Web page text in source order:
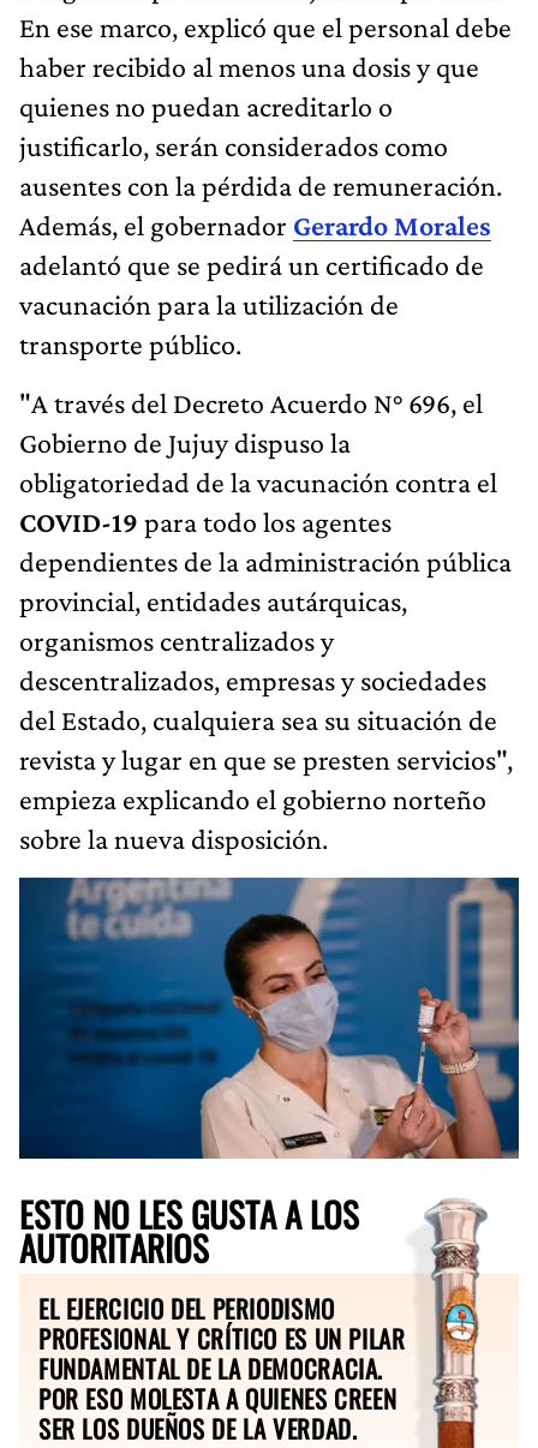
En ese marco, explicó que el personal debe
haber recibido al menos una dosis y que
quienes no puedan acreditarlo o
justificarlo, serán considerados como
ausentes con la pérdida de remuneración.
Además, el gobernador Gerardo Morales
adelantó que se pedirá un certificado de
vacunación para la utilización de
transporte público.
"A través del Decreto Acuerdo N° 696, el
Gobierno de Jujuy dispuso la
obligatoriedad de la vacunación contra el
COVID-19 para todo los agentes
dependientes de la administración pública
provincial, entidades autárquicas,
organismos centralizados y
descentralizados, empresas y sociedades
del Estado, cualquiera sea su situación de
revista y lugar en que se presten servicios",
empieza explicando el gobierno norteño
sobre la nueva disposición.
ESTO NO LES GUSTA A LOS
AUTORITARIOS
EL EJERCICIO DEL PERIODISMO
PROFESIONAL Y CRÍTICO ES UN PILAR
FUNDAMENTAL DE LA DEMOCRACIA.
POR ESO MOLESTA A QUIENES CREEN
SER LOS DUEÑOS DE LA VERDAD.